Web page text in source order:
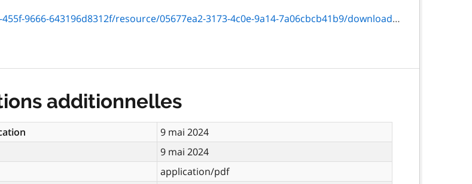
resource/05677ea2-3173-4c0e-9a14-7a06cbcb41b9/download/2229e_standard-lease_static.pdf
additionnelles
9 mai 2024
9 mai 2024
application/pdf